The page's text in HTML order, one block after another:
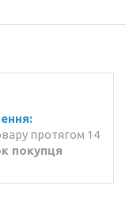
протягом 14
покупця